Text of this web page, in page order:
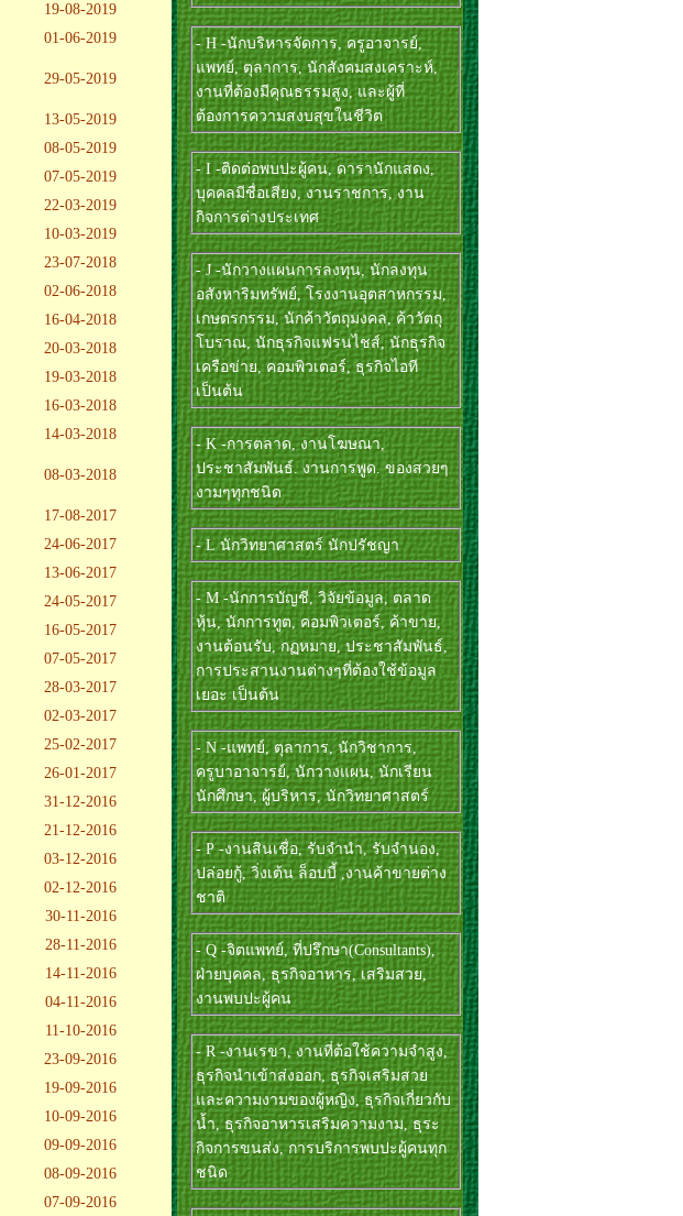
19-08-2019
01-06-2019
29-05-2019
13-05-2019
08-05-2019
07-05-2019
22-03-2019
10-03-2019
23-07-2018
02-06-2018
16-04-2018
20-03-2018
19-03-2018
16-03-2018
14-03-2018
08-03-2018
17-08-2017
24-06-2017
13-06-2017
24-05-2017
16-05-2017
07-05-2017
28-03-2017
02-03-2017
25-02-2017
26-01-2017
31-12-2016
21-12-2016
03-12-2016
02-12-2016
30-11-2016
28-11-2016
14-11-2016
04-11-2016
11-10-2016
23-09-2016
19-09-2016
10-09-2016
09-09-2016
08-09-2016
07-09-2016
- H -นักบริหารจัดการ, ครูอาจารย์,
แพทย์, ตุลาการ, นักสังคมสงเคราะห์,
งานที่ต้องมีคุณธรรมสูง, และผู้ที่
ต้องการความสงบสุขในชีวิต
- I -ติดต่อพบปะผู้คน, ดารานักแสดง,
บุคคลมีชื่อเสียง, งานราชการ, งาน
กิจการต่างประเทศ
- J -นักวางแผนการลงทุน, นักลงทุน
อสังหาริมทรัพย์, โรงงานอุตสาหกรรม,
เกษตรกรรม, นักค้าวัตถุมงคล, ค้าวัตถุ
โบราณ, นักธุรกิจแฟรนไชส์, นักธุรกิจ
เครือข่าย, คอมพิวเตอร์, ธุรกิจไอที
เป็นต้น
- K -การตลาด, งานโฆษณา,
ประชาสัมพันธ์. งานการพูด. ของสวยๆ
งามๆทุกชนิด
- L นักวิทยาศาสตร์ นักปรัชญา
- M -นักการบัญชี, วิจัยข้อมูล, ตลาด
หุ้น, นักการทูต, คอมพิวเตอร์, ค้าขาย,
งานต้อนรับ, กฏหมาย, ประชาสัมพันธ์,
การประสานงานต่างๆที่ต้องใช้ข้อมูล
เยอะ เป็นต้น
- N -แพทย์, ตุลาการ, นักวิชาการ,
ครูบาอาจารย์, นักวางแผน, นักเรียน
นักศึกษา, ผู้บริหาร, นักวิทยาศาสตร์
- P -งานสินเชื่อ, รับจำนำ, รับจำนอง,
ปล่อยกู้, วิ่งเต้น ล็อบบี้ ,งานค้าขายต่าง
ชาติ
- Q -จิตแพทย์, ที่ปรึกษา(Consultants),
ฝ่ายบุคคล, ธุรกิจอาหาร, เสริมสวย,
งานพบปะผู้คน
- R -งานเรขา, งานที่ต้อใช้ความจำสูง,
ธุรกิจนำเข้าส่งออก, ธุรกิจเสริมสวย
และความงามของผู้หญิง, ธุรกิจเกี่ยวกับ
น้ำ, ธุรกิจอาหารเสริมความงาม, ธุระ
กิจการขนส่ง, การบริการพบปะผู้คนทุก
ชนิด